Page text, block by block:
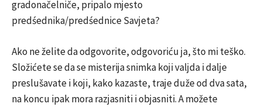
gradonačelniče, pripalo mjesto
predśednika/predśednice Savjeta?
Ako ne želite da odgovorite, odgovoriću ja, što mi teško.
Složićete se da se misterija snimka koji valjda i dalje
preslušavate i koji, kako kazaste, traje duže od dva sata,
na koncu ipak mora razjasniti i objasniti. A možete